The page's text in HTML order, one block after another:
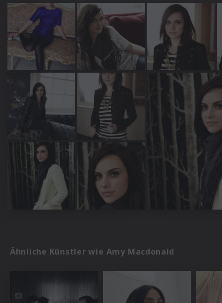
Ähnliche Künstler wie Amy Macdonald